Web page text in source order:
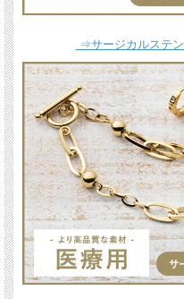
⇒サージカルステ